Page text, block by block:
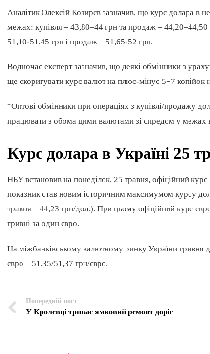
Аналітик Олексій Козирєв зазначив, що курс долара в
межах: купівля – 43,80–44 грн та продаж –
51,10-51,45 грн і продаж – 51,65-52 грн.
Водночас експерт зазначив, що деякі обмінники з
ще скоригувати курс валют на плюс-мінус 5−7 копійок
“Оптові обмінники при операціях з купівлі/продажу
працювати з обома цими валютами зі спредом у межах
Курс долара в Україні 25
НБУ встановив на понеділок, 25 травня, офіційний
показник став новим історичним максимумом курсу
травня – 44,23 грн/дол.). При цьому офіційний курс
гривні за один євро.
На міжбанківському валютному ринку України гривня
євро – 51,35/51,37 грн/євро.
Попередній пост
У Кролевці триває ямковий ремонт доріг